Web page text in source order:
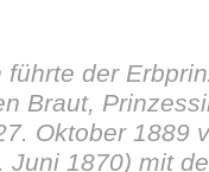
führte der
Braut,
Oktober 1889
Juni 1870) mit